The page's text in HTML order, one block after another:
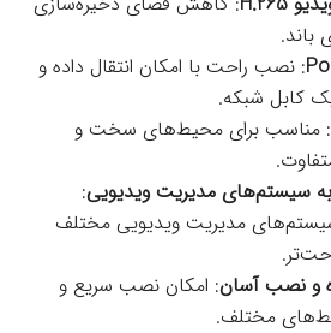
باند.
: نصب راحت با امکان انتقال داده و
کابل شبکه.
: مناسب برای محیط‌های سخت و
سیستم‌های مدیریت ویدیویی:
مدیریت ویدیویی مختلف
و نصب آسان: امکان نصب سریع و
مختلف.